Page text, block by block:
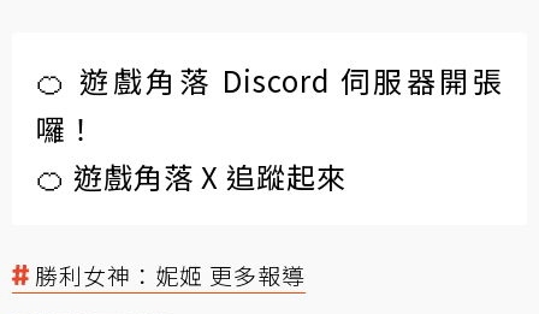
🍊 遊戲角落 Discord 伺服器開張
囉！
🍊 遊戲角落 X 追蹤起來
勝利女神：妮姬 更多報導